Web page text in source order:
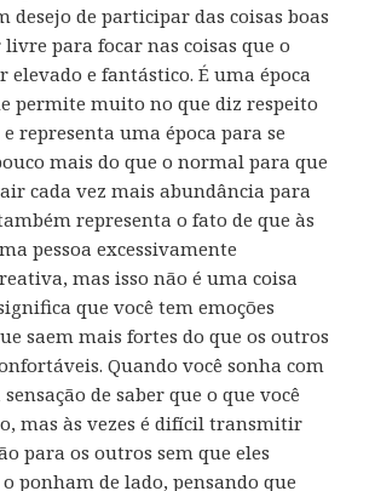
desejo de participar das coisas boas
livre para focar nas coisas que o
elevado e fantástico. É uma época
permite muito no que diz respeito
representa uma época para se
mais do que o normal para que
cada vez mais abundância para
representa o fato de que às
pessoa excessivamente
mas isso não é uma coisa
que você tem emoções
saem mais fortes do que os outros
Quando você sonha com
de saber que o que você
mas às vezes é difícil transmitir
para os outros sem que eles
ponham de lado, pensando que